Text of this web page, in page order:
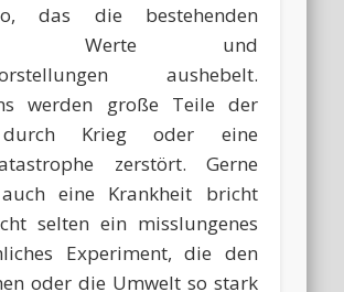
das die bestehenden
Werte und
aushebelt.
werden große Teile der
Krieg oder eine
zerstört. Gerne
eine Krankheit bricht
selten ein misslungenes
Experiment, die den
oder die Umwelt so stark